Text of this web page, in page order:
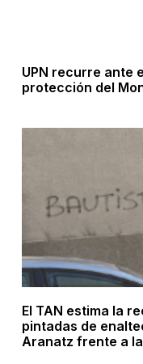
UPN recurre ante
protección del
El TAN estima la
pintadas de
Aranatz frente a